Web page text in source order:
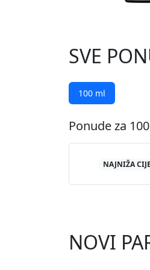
SVE
100 ml
Ponude za
NAJNIŽA
NOVI